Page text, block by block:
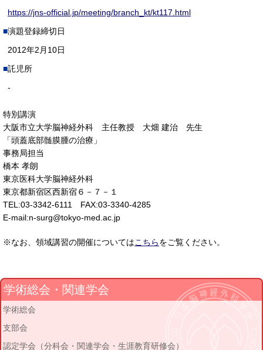
https://jns-official.jp/meeting/branch_kt/kt117.html
演題登録締切日
2012年2月10日
託児所
-
特別講演
大阪市立大学脳神経外科 主任教授 大畑 建治 先生
「頭蓋底部髄膜腫の治療」
事務局担当
橋本 孝朗
東京医科大学脳神経外科
東京都新宿区西新宿６－７－１
TEL:03-3342-6111 FAX:03-3340-4285
E-mail:n-surg@tokyo-med.ac.jp
※なお、領域講習の開催についてはこちらをご覧ください。
学術総会・関連学会
学術総会
支部会
認定学会（分科会・関連学会・生涯教育研修会）